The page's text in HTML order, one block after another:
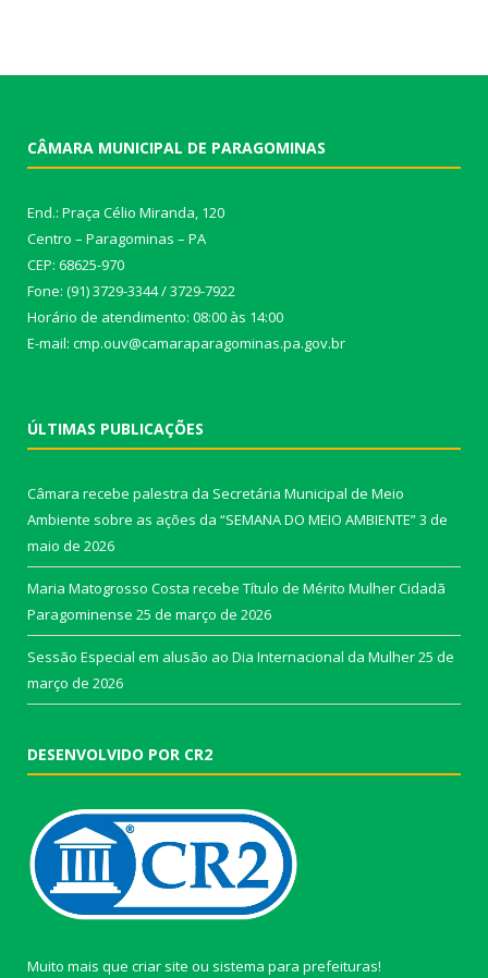
CÂMARA MUNICIPAL DE PARAGOMINAS
End.: Praça Célio Miranda, 120
Centro – Paragominas – PA
CEP: 68625-970
Fone: (91) 3729-3344 / 3729-7922
Horário de atendimento: 08:00 às 14:00
E-mail: cmp.ouv@camaraparagominas.pa.gov.br
ÚLTIMAS PUBLICAÇÕES
Câmara recebe palestra da Secretária Municipal de Meio
Ambiente sobre as ações da “SEMANA DO MEIO AMBIENTE”3 de
maio de 2026
Maria Matogrosso Costa recebe Título de Mérito Mulher Cidadã
Paragominense 25 de março de 2026
Sessão Especial em alusão ao Dia Internacional da Mulher25 de
março de 2026
DESENVOLVIDO POR CR2
Muito mais que criar site ou sistema para prefeituras!